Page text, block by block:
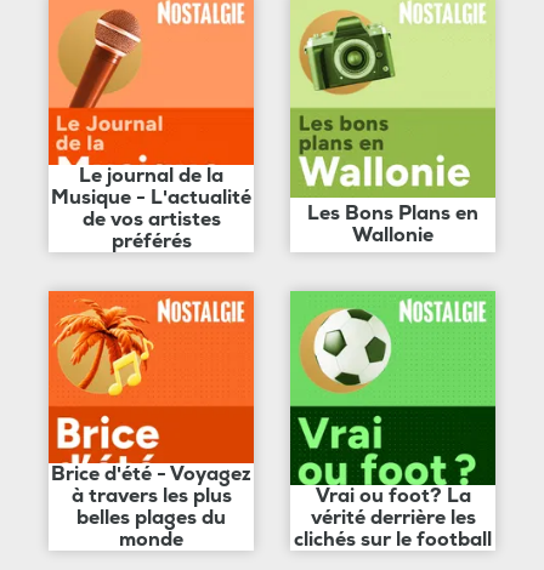
Le journal de la
Musique - L'actualité
de vos artistes
préférés
Les Bons Plans en
Wallonie
Brice d'été - Voyagez
à travers les plus
belles plages du
monde
Vrai ou foot? La
vérité derrière les
clichés sur le football